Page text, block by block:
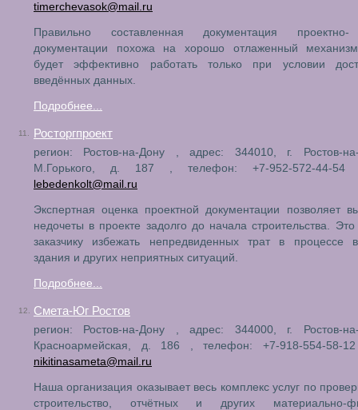
timerchevasok@mail.ru
Правильно составленная документация
документации похожа на хорошо отлаженный
будет эффективно работать только при условии
введённых данных.
Подробнее...
11. Росторгпроект
регион: Ростов-на-Дону , адрес: 344010, г. Ростов-
М.Горького, д. 187 , телефон: +7-952-572-44-
lebedenkolt@mail.ru
Экспертная оценка проектной документации позволяет
недочеты в проекте задолго до начала строительства. Это
заказчику избежать непредвиденных трат в процессе
здания и других неприятных ситуаций.
Подробнее...
12. Смета-Юг Ростов
регион: Ростов-на-Дону , адрес: 344000, г. Ростов-
Красноармейская, д. 186 , телефон: +7-918-554-58-
nikitinasameta@mail.ru
Наша организация оказывает весь комплекс услуг по
строительство, отчётных и других материально-